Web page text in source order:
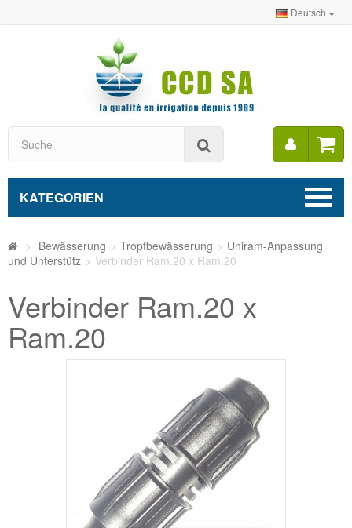
Deutsch
Mein
Konto
KATEGORIEN
> Bewässerung > Tropfbewässerung > Uniram-Anpassung
und Unterstütz > Verbinder Ram.20 x Ram.20
Verbinder Ram.20 x
Ram.20